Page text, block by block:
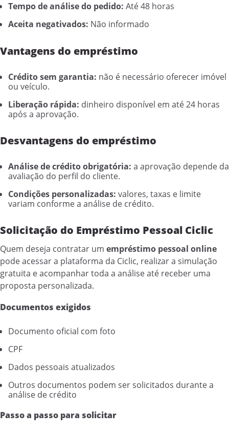
Tempo de análise do pedido: Até 48 horas
Aceita negativados: Não informado
Vantagens do empréstimo
Crédito sem garantia: não é necessário oferecer imóvel
ou veículo.
Liberação rápida: dinheiro disponível em até 24 horas
após a aprovação.
Desvantagens do empréstimo
Análise de crédito obrigatória: a aprovação depende da
avaliação do perfil do cliente.
Condições personalizadas: valores, taxas e limite
variam conforme a análise de crédito.
Solicitação do Empréstimo Pessoal Ciclic
Quem deseja contratar um empréstimo pessoal online
pode acessar a plataforma da Ciclic, realizar a simulação
gratuita e acompanhar toda a análise até receber uma
proposta personalizada.
Documentos exigidos
Documento oficial com foto
CPF
Dados pessoais atualizados
Outros documentos podem ser solicitados durante a
análise de crédito
Passo a passo para solicitar